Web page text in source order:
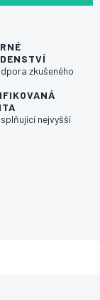
zkušeného
nejvyšší